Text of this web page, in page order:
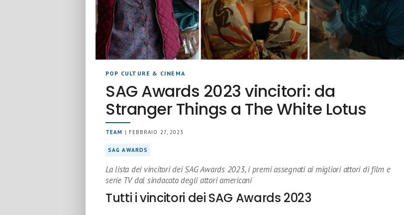
POP CULTURE & CINEMA
SAG Awards 2023 vincitori: da
Stranger Things a The White Lotus
TEAM | FEBBRAIO 27, 2023
SAG AWARDS
La lista dei vincitori dei SAG Awards 2023, i premi assegnati ai migliori attori di film e
serie TV dal sindacato degli attori americani
Tutti i vincitori dei SAG Awards 2023